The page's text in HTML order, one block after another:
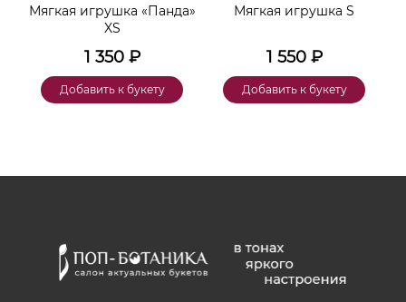
Мягкая игрушка «Панда»
XS
1 350₽
Добавить к букету
Мягкая игрушка S
1 550₽
Добавить к букету